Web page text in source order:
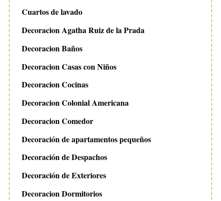
Cuartos de lavado
Decoracion Agatha Ruiz de la Prada
Decoracion Baños
Decoracion Casas con Niños
Decoracion Cocinas
Decoracion Colonial Americana
Decoracion Comedor
Decoración de apartamentos pequeños
Decoración de Despachos
Decoración de Exteriores
Decoracion Dormitorios